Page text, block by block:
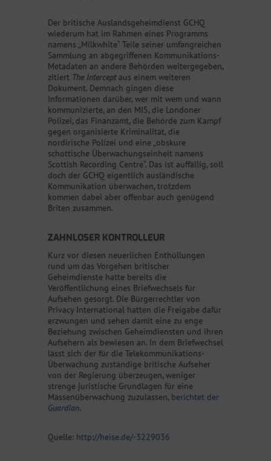
Der britische Auslandsgeheimdienst GCHQ
wiederum hat im Rahmen eines Programms
namens „Milkwhite“ Teile seiner umfangreichen
Sammlung an abgegriffenen Kommunikations-
Metadaten an andere Behörden weitergegeben,
zitiert The Interceptaus einem weiteren
Dokument. Demnach gingen diese
Informationen darüber, wer mit wem und wann
kommunizierte, an den MI5, die Londoner
Polizei, das Finanzamt, die Behörde zum Kampf
gegen organisierte Kriminalität, die
nordirische Polizei und eine „obskure
schottische Überwachungseinheit namens
Scottish Recording Centre“. Das ist auffällig, soll
doch der GCHQ eigentlich ausländische
Kommunikation überwachen, trotzdem
kommen dabei aber offenbar auch genügend
Briten zusammen.
ZAHNLOSER KONTROLLEUR
Kurz vor diesen neuerlichen Enthüllungen
rund um das Vorgehen britischer
Geheimdienste hatte bereits die
Veröffentlichung eines Briefwechsels für
Aufsehen gesorgt. Die Bürgerrechtler von
Privacy International hatten die Freigabe dafür
erzwungen und sehen damit eine zu enge
Beziehung zwischen Geheimdiensten und ihren
Aufsehern als bewiesen an. In dem Briefwechsel
lässt sich der für die Telekommunikations-
Überwachung zuständige britische Aufseher
von der Regierung überzeugen, weniger
strenge juristische Grundlagen für eine
Massenüberwachung zuzulassen, berichtet der
Guardian.
Quelle: http://heise.de/-3229036